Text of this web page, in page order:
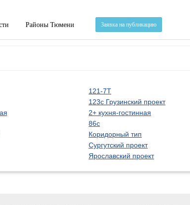
Районы Тюмени Заявка на публикацию
121-7Т
123с Грузинский проект
2+ кухня-гостинная
86с
Коридорный тип
Сургутский проект
Ярославский проект